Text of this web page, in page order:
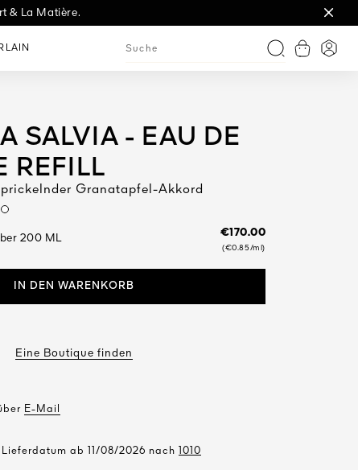
& La Matière.
Suche
SALVIA - EAU DE
REFILL
Granatapfel-Akkord
Nachfüllbarer Zerstäuber 200 ML €170.00
(€0.85/ml)
IN DEN WARENKORB
Eine Boutique finden
E-Mail
ab 11/08/2026 nach
1010